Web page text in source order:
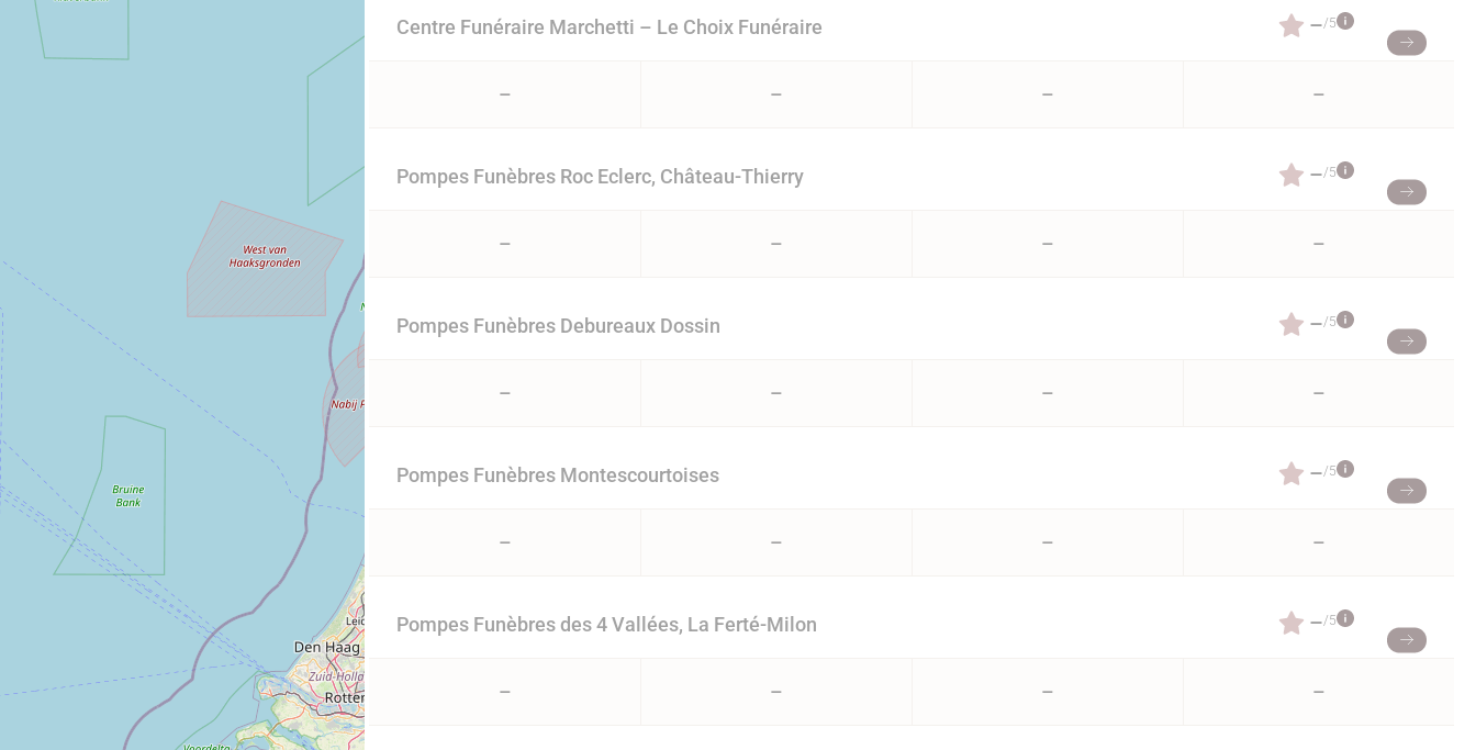
Centre Funéraire Marchetti – Le Choix Funéraire –/5
– – – –
Pompes Funèbres Roc Eclerc, Château-Thierry –/5
– – – –
Pompes Funèbres Debureaux Dossin –/5
– – – –
Pompes Funèbres Montescourtoises –/5
– – – –
Pompes Funèbres des 4 Vallées, La Ferté-Milon –/5
– – – –